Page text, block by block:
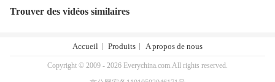
Trouver des vidéos similaires
Accueil Produits A propos de nous
Copyright © 2009 - 2026 Everychina.com.All rights reserved.